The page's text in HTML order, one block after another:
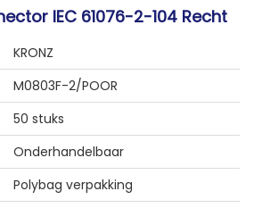
IEC 61076-2-104 Recht
KRONZ
M0803F-2/POOR
50 stuks
Onderhandelbaar
Polybag verpakking